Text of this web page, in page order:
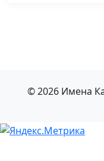
© 2026 Имена